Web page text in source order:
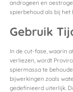
androgeen en
spierbehoud als bij het
Gebruik
In de cut-fase, waarin
verliezen, wordt
spiermassa te
bijwerkingen zoals
gedefinieerd uiterlijk.